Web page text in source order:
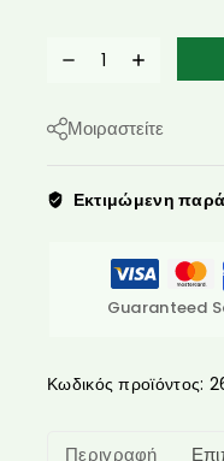
Μοιραστείτε
Εκτιμώμενη
Guaranteed
Κωδικός προϊόντος:
Περιγραφή